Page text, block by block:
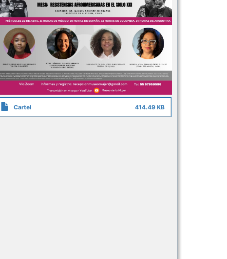
Cartel 414.49 KB